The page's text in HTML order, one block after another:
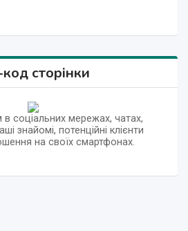
сторінки
в соціальних мережах, чатах,
знайомі, потенційні клієнти
на своїх смартфонах.